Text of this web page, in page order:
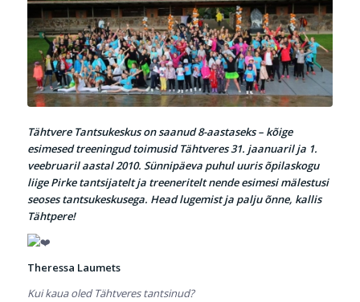
Tähtvere Tantsukeskus on saanud 8-aastaseks – kõige
esimesed treeningud toimusid Tähtveres 31. jaanuaril ja 1.
veebruaril aastal 2010. Sünnipäeva puhul uuris õpilaskogu
liige Pirke tantsijatelt ja treeneritelt nende esimesi mälestusi
seoses tantsukeskusega. Head lugemist ja palju õnne, kallis
Tähtpere!
Theressa Laumets
Kui kaua oled Tähtveres tantsinud?